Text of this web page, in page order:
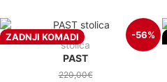
ZADNJI KOMADI -56%
stolica
PAST
220,00€